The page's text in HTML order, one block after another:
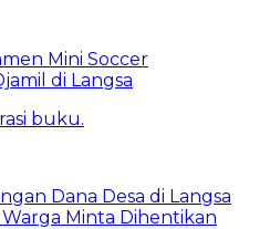
Mini Soccer
di Langsa
Dana Desa di Langsa
Minta Dihentikan